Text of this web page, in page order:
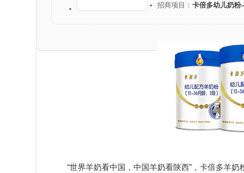
招商项目： 卡倍多幼儿奶
“世界羊奶看中国，中国羊奶看陕西”，卡倍多羊奶